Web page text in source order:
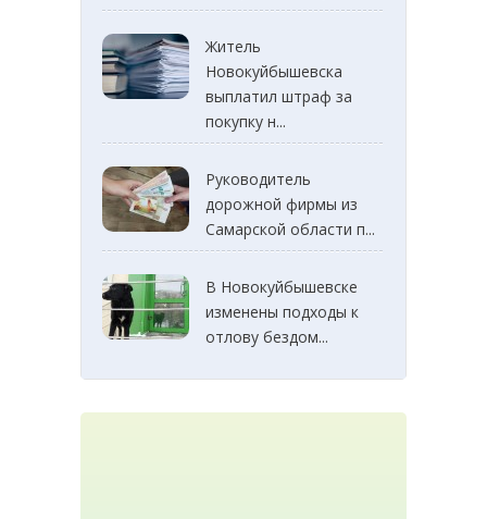
Житель
Новокуйбышевска
выплатил штраф за
покупку н...
Руководитель
дорожной фирмы из
Самарской области п...
В Новокуйбышевске
изменены подходы к
отлову бездом...